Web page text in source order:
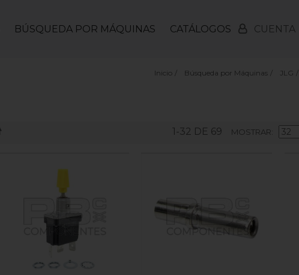
BÚSQUEDA POR MÁQUINAS CATÁLOGOS CUENTA
Inicio / Búsqueda por Máquinas / JLG /
1-32 DE 69 MOSTRAR